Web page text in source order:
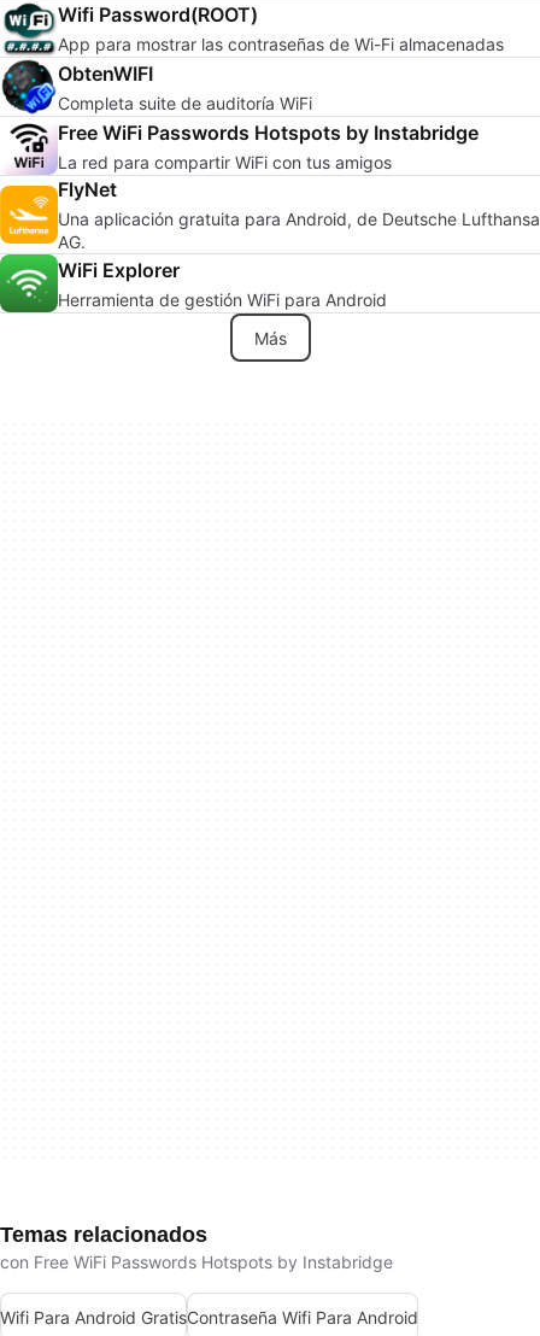
Wifi Password(ROOT)
App para mostrar las contraseñas de Wi-Fi almacenadas
ObtenWIFI
Completa suite de auditoría WiFi
Free WiFi Passwords Hotspots by Instabridge
La red para compartir WiFi con tus amigos
FlyNet
Una aplicación gratuita para Android, de Deutsche Lufthansa
AG.
WiFi Explorer
Herramienta de gestión WiFi para Android
Más
Temas relacionados
con Free WiFi Passwords Hotspots by Instabridge
Wifi Para Android GratisContraseña Wifi Para Android